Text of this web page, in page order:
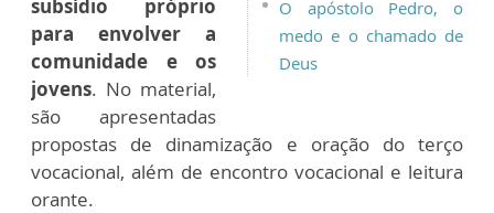
O apóstolo Pedro, o
medo e o chamado de
Deus
subsídio próprio
para envolver a
comunidade e os
jovens. No material,
são apresentadas
propostas de dinamização e oração do terço
vocacional, além de encontro vocacional e leitura
orante.